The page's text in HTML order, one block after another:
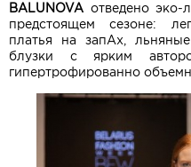
BALUNOVA отведено эко-
предстоящем сезоне:
платья на запАх,
блузки с ярким
гипертрофированно